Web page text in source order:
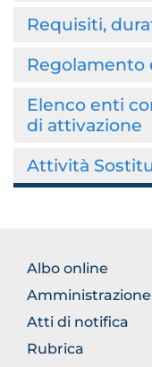
Requisiti,
Regolamento
Elenco enti
di attivazione
Attività
BROWSE
THE
SECTION
Albo online
Atti di notifica
Rubrica